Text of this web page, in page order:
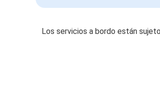
Los servicios a bordo están